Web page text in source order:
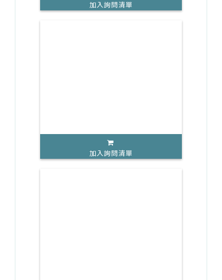
加入詢問清單
加入詢問清單